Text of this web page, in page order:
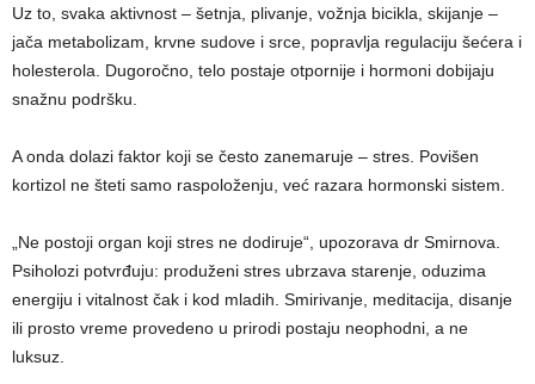
Uz to, svaka aktivnost – šetnja, plivanje, vožnja bicikla, skijanje –
jača metabolizam, krvne sudove i srce, popravlja regulaciju šećera i
holesterola. Dugoročno, telo postaje otpornije i hormoni dobijaju
snažnu podršku.
A onda dolazi faktor koji se često zanemaruje – stres. Povišen
kortizol ne šteti samo raspoloženju, već razara hormonski sistem.
„Ne postoji organ koji stres ne dodiruje“, upozorava dr Smirnova.
Psiholozi potvrđuju: produženi stres ubrzava starenje, oduzima
energiju i vitalnost čak i kod mladih. Smirivanje, meditacija, disanje
ili prosto vreme provedeno u prirodi postaju neophodni, a ne
luksuz.